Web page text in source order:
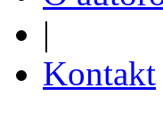
|
Kontakt